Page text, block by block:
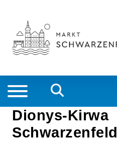
Dionys-Kirwa
Schwarzenfeld